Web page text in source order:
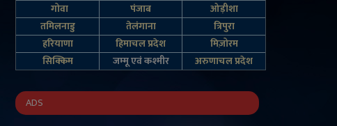
गोवा
पंजाब
ओड़ीशा
तमिलनाडु
तेलंगाना
त्रिपुरा
हरियाणा
हिमाचल प्रदेश
मिज़ोरम
सिक्किम
जम्‍मू एवं कश्‍मीर अरुणाचल प्रदेश
ADS